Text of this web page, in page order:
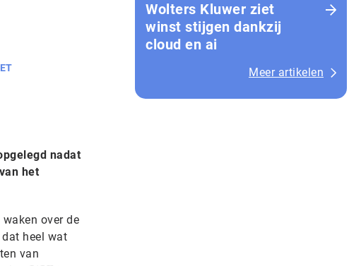
nadat
het
over de
heel wat
van
Wolters Kluwer ziet
winst stijgen dankzij
cloud en ai
Meer artikelen